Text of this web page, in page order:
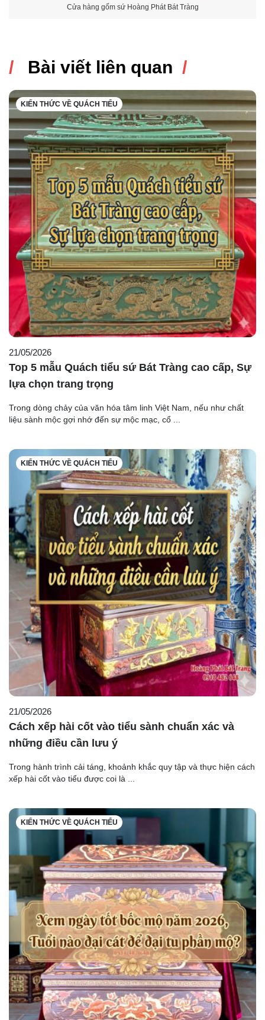
Cửa hàng gốm sứ Hoàng Phát Bát Tràng
Bài viết liên quan
KIẾN THỨC VỀ QUÁCH TIỂU
21/05/2026
Top 5 mẫu Quách tiểu sứ Bát Tràng cao cấp, Sự
lựa chọn trang trọng
Trong dòng chảy của văn hóa tâm linh Việt Nam, nếu như chất
liệu sành mộc gợi nhớ đến sự mộc mạc, cổ ...
KIẾN THỨC VỀ QUÁCH TIỂU
21/05/2026
Cách xếp hài cốt vào tiểu sành chuẩn xác và
những điều cần lưu ý
Trong hành trình cải táng, khoảnh khắc quy tập và thực hiện cách
xếp hài cốt vào tiểu được coi là ...
KIẾN THỨC VỀ QUÁCH TIỂU